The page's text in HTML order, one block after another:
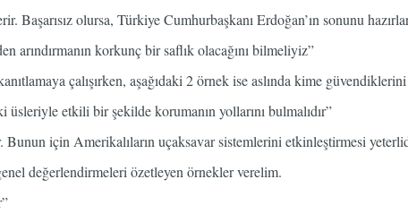
olursa, Türkiye Cumhurbaşkanı Erdoğan’ın sonunu
arındırmanın korkunç bir saflık olacağını bilmeliyiz”
çalışırken, aşağıdaki 2 örnek ise aslında kime
etkili bir şekilde korumanın yollarını bulmalıdır”
Bunun için Amerikalıların uçaksavar sistemlerini etkinleştirmesi
değerlendirmeleri özetleyen örnekler verelim.